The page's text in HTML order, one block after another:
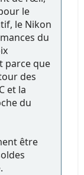
le
le Nikon
du
parce que
des
et la
du
être